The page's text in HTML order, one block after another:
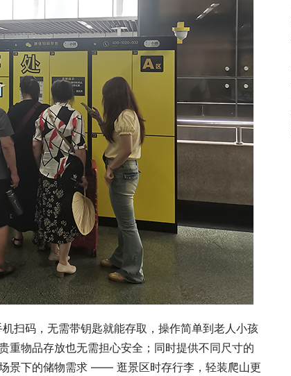
扫码，无需带钥匙就能存取，操作简单到老人小孩
重物品存放也无需担心安全；同时提供不同尺寸的
景下的储物需求 —— 逛景区时存行李，轻装爬山更